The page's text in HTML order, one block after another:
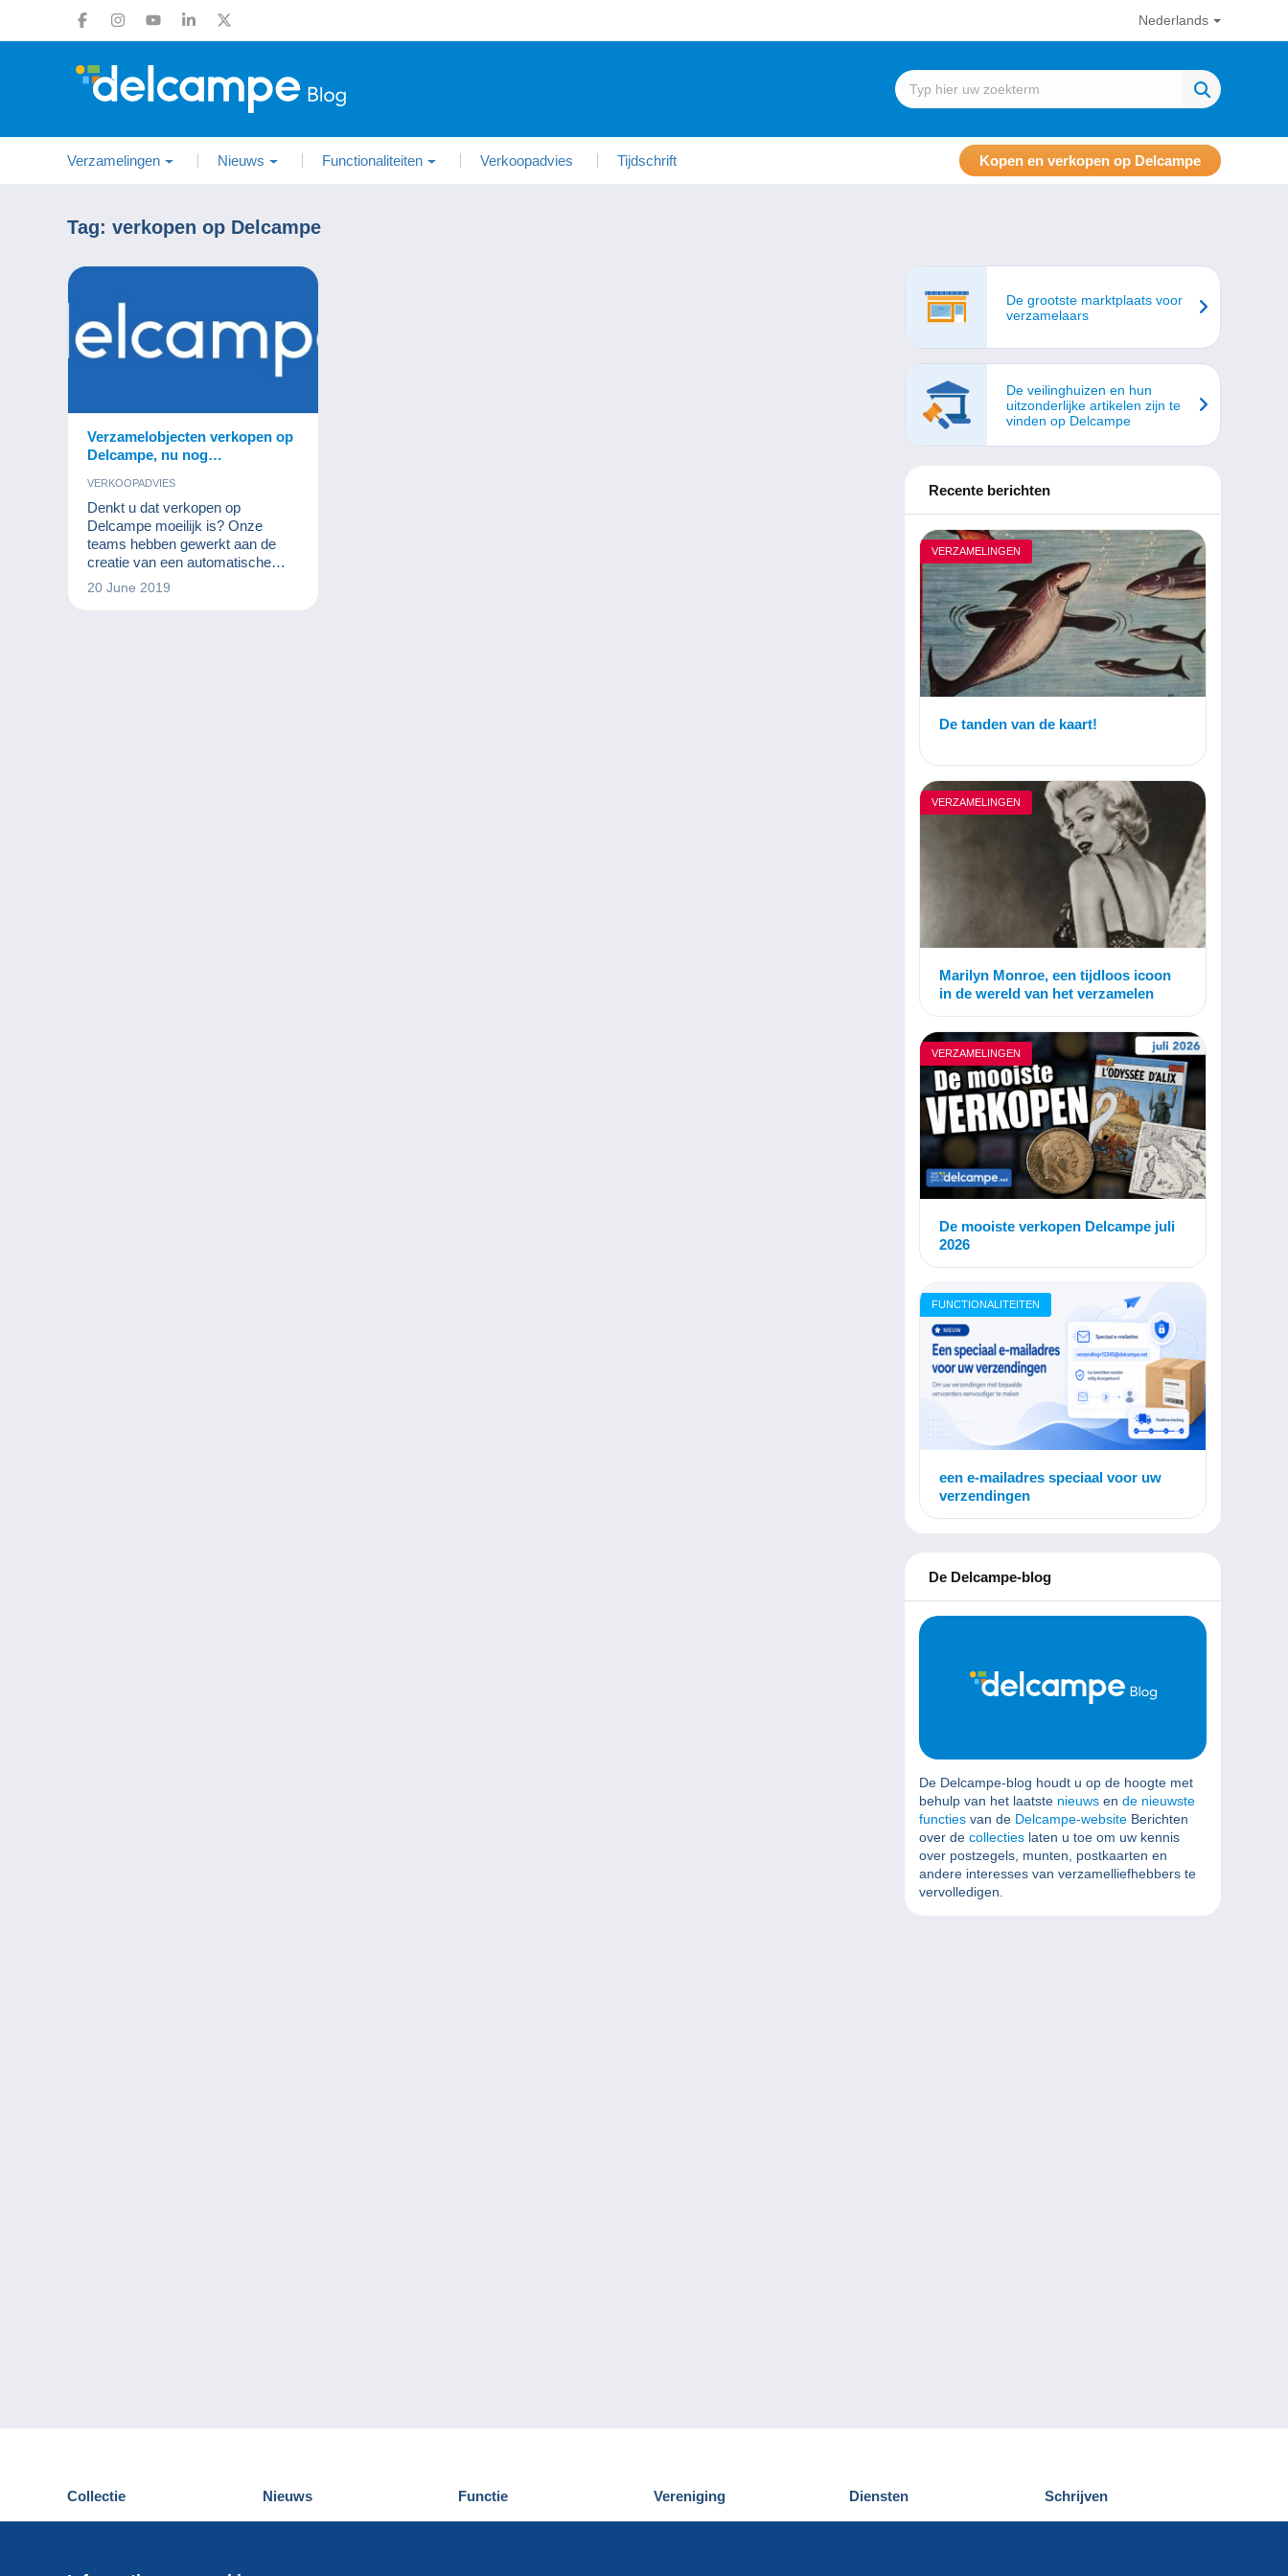
Nederlands
Verzamelingen Nieuws Functionaliteiten Verkoopadvies Tijdschrift Kopen en verkopen op Delcampe
Tag: verkopen op Delcampe
Verzamelobjecten verkopen op
Delcampe, nu nog
VERKOOPADVIES
Denkt u dat verkopen op
Delcampe moeilijk is? Onze
teams hebben gewerkt aan de
creatie van een automatische
assistent die deze stap
20 June 2019
De grootste marktplaats voor
verzamelaars
De veilinghuizen en hun
uitzonderlijke artikelen zijn te
vinden op Delcampe
Recente berichten
VERZAMELINGEN
De tanden van de kaart!
VERZAMELINGEN
Marilyn Monroe, een tijdloos icoon
in de wereld van het verzamelen
VERZAMELINGEN
De mooiste verkopen Delcampe juli
2026
FUNCTIONALITEITEN
een e-mailadres speciaal voor uw
verzendingen
De Delcampe-blog
De Delcampe-blog houdt u op de hoogte met
behulp van het laatste nieuws en de nieuwste
functies van de Delcampe-website Berichten
over de collecties laten u toe om uw kennis
over postzegels, munten, postkaarten en
andere interesses van verzamelliefhebbers te
vervolledigen.
Collectie
Postkaarten
Nieuws
Delcampe Evenementen
Functie
Nieuwigheden
Vereniging
Wie zijn wij
Diensten
Delcampe ontdekken
Schrijven